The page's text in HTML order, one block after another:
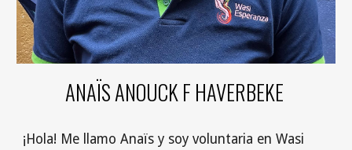
ANAÏS ANOUCK F HAVERBEKE
¡Hola! Me llamo Anaïs y soy voluntaria en Wasi